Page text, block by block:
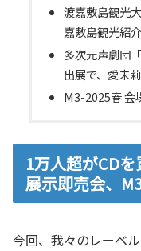
渡嘉敷島観光
嘉敷島観光紹
多次元声劇団
出展で、愛未
M3-2025春 会
1万人超がCD
展示即売会、
今回、我々のレーベ